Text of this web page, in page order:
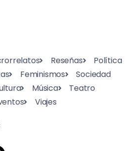
Reseñas
Política
Feminismos
Sociedad
Música
Teatro
Viajes